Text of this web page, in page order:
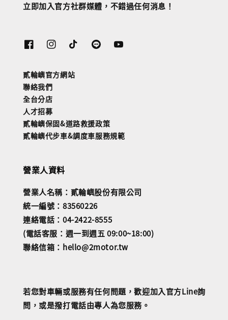
立即加入官方社群媒體，不錯過任何消息！
貳輪嶼官方網站
聯絡我們
全台分店
人才招募
貳輪嶼保固&道路救援政策
貳輪嶼代步車&調度車服務規範
營業人資料
營業人名稱：貳輪嶼股份有限公司
統一編號：83560226
連絡電話：04-2422-8555
(電話客服：週一到週五 09:00~18:00)
聯絡信箱：hello@2motor.tw
若您對車輛或服務有任何問題，歡迎加入官方Line詢
問，或是撥打電話由專人為您服務。